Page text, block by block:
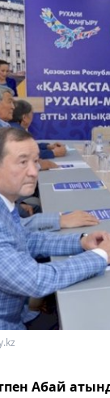
Абай